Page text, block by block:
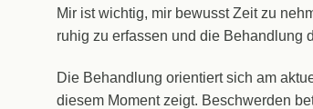
Mir ist wichtig, mir bewusst Zeit zu
ruhig zu erfassen und die Behandlung
Die Behandlung orientiert sich am
diesem Moment zeigt. Beschwerden